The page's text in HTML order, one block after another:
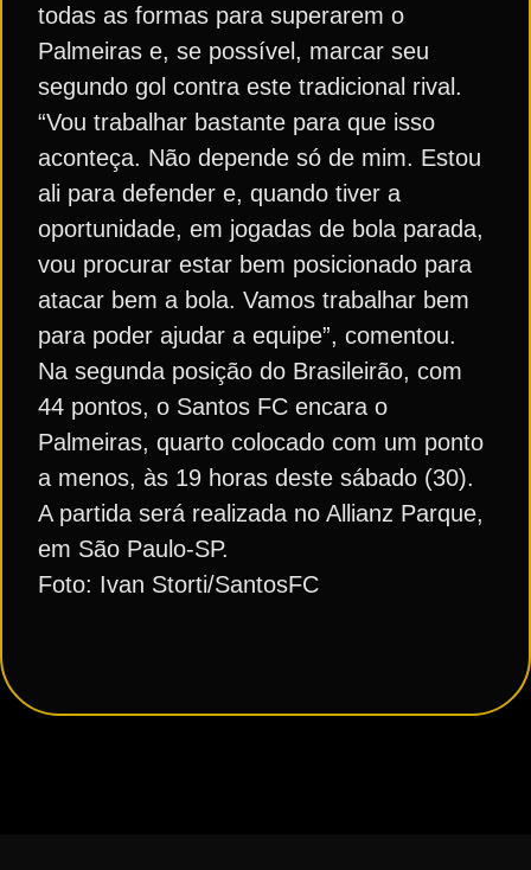
todas as formas para superarem o
Palmeiras e, se possível, marcar seu
segundo gol contra este tradicional rival.
“Vou trabalhar bastante para que isso
aconteça. Não depende só de mim. Estou
ali para defender e, quando tiver a
oportunidade, em jogadas de bola parada,
vou procurar estar bem posicionado para
atacar bem a bola. Vamos trabalhar bem
para poder ajudar a equipe”, comentou.
Na segunda posição do Brasileirão, com
44 pontos, o Santos FC encara o
Palmeiras, quarto colocado com um ponto
a menos, às 19 horas deste sábado (30).
A partida será realizada no Allianz Parque,
em São Paulo-SP.
Foto: Ivan Storti/SantosFC